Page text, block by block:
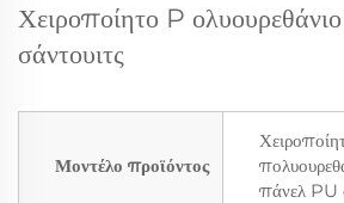
Χειροποίητο P ολυουρεθάνιο
σάντουιτς
Μοντέλο προϊόντος
πάνελ PU